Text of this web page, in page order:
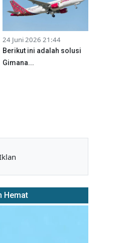
24 Juni 2026 21:44
Berikut ini adalah solusi
Gimana...
Hemat